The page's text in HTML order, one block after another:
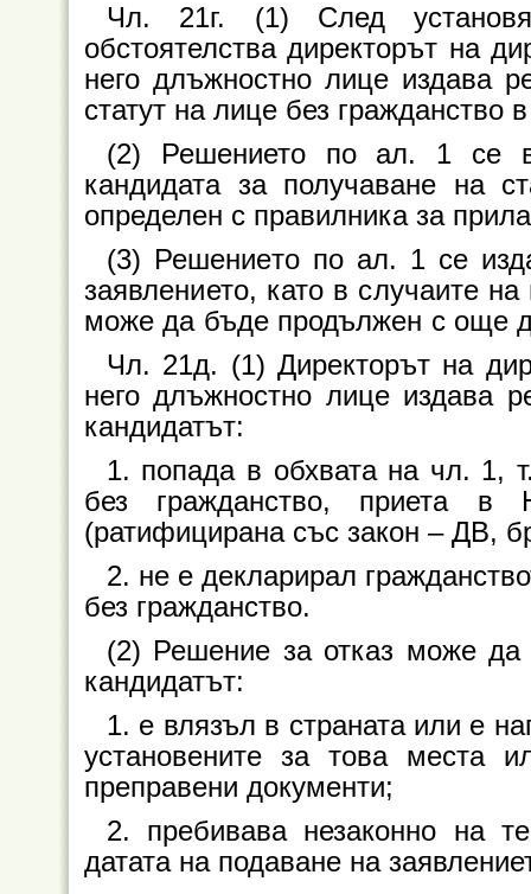
Чл. 21г. (1) След
обстоятелства директорът на
него длъжностно лице издава
статут на лице без гражданство
(2) Решението по ал. 1 се
кандидата за получаване на
определен с правилника за
(3) Решението по ал. 1 се
заявлението, като в случаите
може да бъде продължен с още
Чл. 21д. (1) Директорът на
него длъжностно лице издава
кандидатът:
1. попада в обхвата на чл. 1,
без гражданство, приета
(ратифицирана със закон – ДВ,
2. не е декларирал
без гражданство.
(2) Решение за отказ може да
кандидатът:
1. е влязъл в страната или е
установените за това места
преправени документи;
2. пребивава незаконно на
датата на подаване на